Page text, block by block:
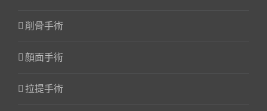
削骨手術
顏面手術
拉提手術